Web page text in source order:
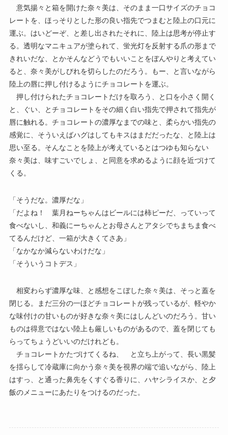
意気揚々と箱を開けた奈々美は、そのまま一口サイズのチョコ
レートを、ほっそりとした形の良い指先でつまむと陸上の口元に
運ぶ。はいどーぞ、と差し出されたそれに、陸上は思考が停止す
る。透明なマニキュアが塗られて、蛍光灯を反射する爪の形まで
きれいだな、とかそんなどうでもいいことをぼんやりと考えてい
ると、奈々美がしびれを切らしたのだろう。もー、と言いながら
陸上の唇に押し付けるようにチョコレートを運ぶ。
押し付けられたチョコレートだけを取ろう、と口を小さく開く
と、ぐい、とチョコレートをその細く白い指先で押されて指先が
唇に触れる。チョコレートの濃厚なまでの味と、柔らかい指先の
感覚に、そういえばハグはしてもキスはまだだったな、と陸上は
思い至る。そんなことを陸上が考えているとはつゆも知らない
奈々美は、味すごいでしょ、と同意を求めるように顔を近づけて
くる。
「そうだな。濃厚だな」
「だよね！ 葉月ねーちゃんはビールには柿ピーだ、っていって
食べないし、和義にーちゃんとお母さんとアタシでちまちま食べ
てるんだけど、一箱が大きくてさあ」
「なかなか減らないわけだな」
「そういうコトデス」
相変わらず濃厚な味、と感想をこぼした奈々美は、そっと蓋を
閉じる。まだ三分の一ほどチョコレートが残っているが、軽やか
な味付けの甘いものが好きな奈々美にはしんどいのだろう。甘い
ものは得意ではない陸上も厳しいものがあるので、蓋を閉じても
らってちょうどいいのだけれども。
チョコレートかたづけてくるね、 と立ち上がって、長い黒髪
を揺らして冷蔵庫に向かう奈々美を視界の端で追いながら、陸上
はすっ、と通った鼻先をくすぐる香りに、ハヤシライスか、と夕
飯のメニューにあたりをつけるのだった。